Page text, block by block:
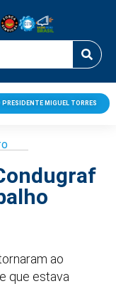
PRESIDENTE MIGUEL TORRES
ao
que estava